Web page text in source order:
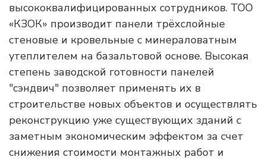
высококвалифицированных сотрудников. ТОО
«КЗОК» производит панели трёхслойные
стеновые и кровельные с минераловатным
утеплителем на базальтовой основе. Высокая
степень заводской готовности панелей
"сэндвич" позволяет применять их в
строительстве новых объектов и осуществлять
реконструкцию уже существующих зданий с
заметным экономическим эффектом за счет
снижения стоимости монтажных работ и